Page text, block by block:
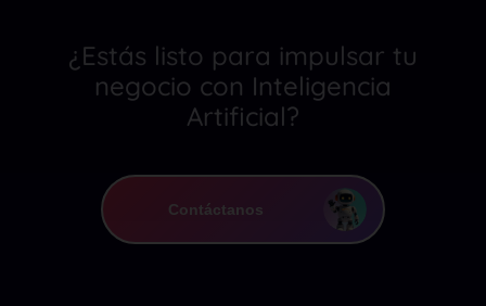
¿Estás listo para impulsar tu
negocio con Inteligencia
Artificial?
Contáctanos